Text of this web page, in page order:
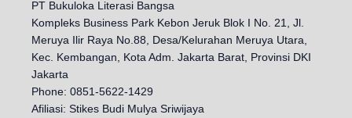
PT Bukuloka Literasi Bangsa
Kompleks Business Park Kebon Jeruk Blok I No. 21, Jl.
Meruya Ilir Raya No.88, Desa/Kelurahan Meruya Utara,
Kec. Kembangan, Kota Adm. Jakarta Barat, Provinsi DKI
Jakarta
Phone: 0851-5622-1429
Afiliasi: Stikes Budi Mulya Sriwijaya